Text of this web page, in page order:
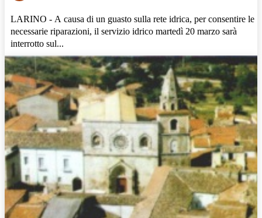
LARINO - A causa di un guasto sulla rete idrica, per consentire le
necessarie riparazioni, il servizio idrico martedì 20 marzo sarà
interrotto sul...